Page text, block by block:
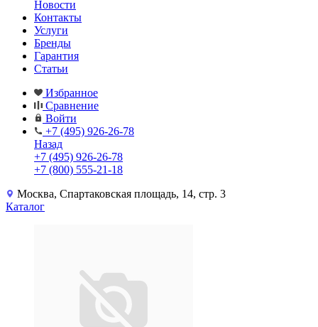
Новости
Контакты
Услуги
Бренды
Гарантия
Статьи
Избранное
Сравнение
Войти
+7 (495) 926-26-78
Назад
+7 (495) 926-26-78
+7 (800) 555-21-18
Москва, Спартаковская площадь, 14, стр. 3
Каталог